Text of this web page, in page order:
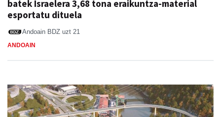
batek Israelera 3,68 tona eraikuntza-material
esportatu dituela
Andoain BDZ uzt 21
ANDOAIN